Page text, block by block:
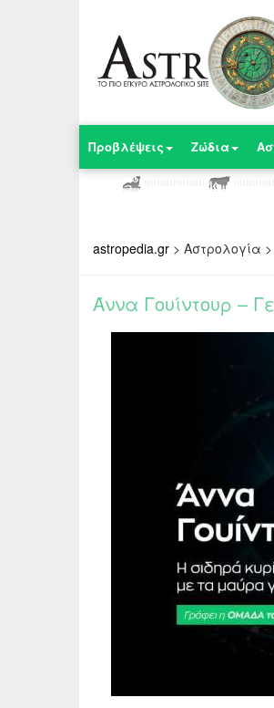
Προβλέψεις Ζώδια
astropedia.gr > Αστρολογία >
Άννα Γουίντουρ –